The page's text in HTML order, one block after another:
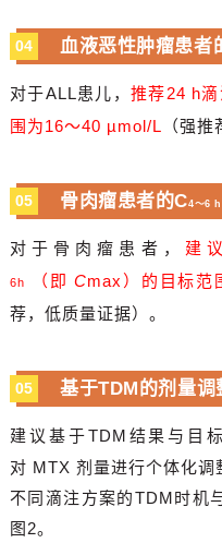
04 血液恶性肿瘤患者
对于ALL患儿，推荐24 h
围为16～40 µmol/L （强推
05 骨肉瘤患者的C4～6 h
对于骨肉瘤患者， 建议
6h （即 Cmax ）的目标范
荐，低质量证据）。
05 基于TDM的剂量调
建议基于TDM 结果与目
对 MTX剂量进行个体化调
不同滴注方案的TDM时机
图 2。